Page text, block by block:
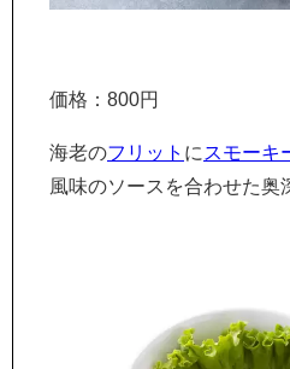
価格：800円
海老のフリット に スモーキ
風味のソースを合わせた奥